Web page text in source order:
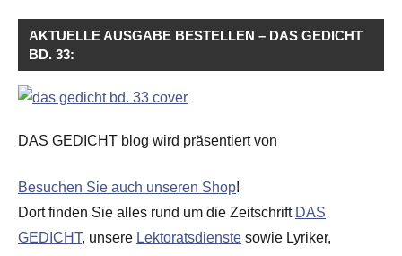
AKTUELLE AUSGABE BESTELLEN – DAS GEDICHT
BD. 33:
DAS GEDICHT blog wird präsentiert von
Besuchen Sie auch unseren Shop!
Dort finden Sie alles rund um die Zeitschrift DAS
GEDICHT, unsere Lektoratsdienste sowie Lyriker,